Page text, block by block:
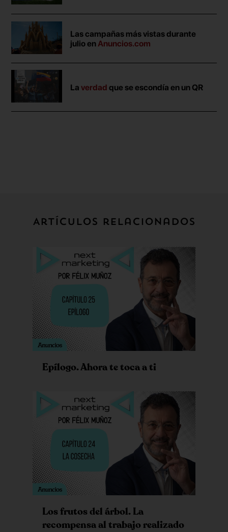
Las campañas más vistas durante
julio en Anuncios.com
Laverdad que se escondía en un QR
Artículos relacionados
Epílogo. Ahora te toca a ti
Los frutos del árbol. La
recompensa al trabajo realizado